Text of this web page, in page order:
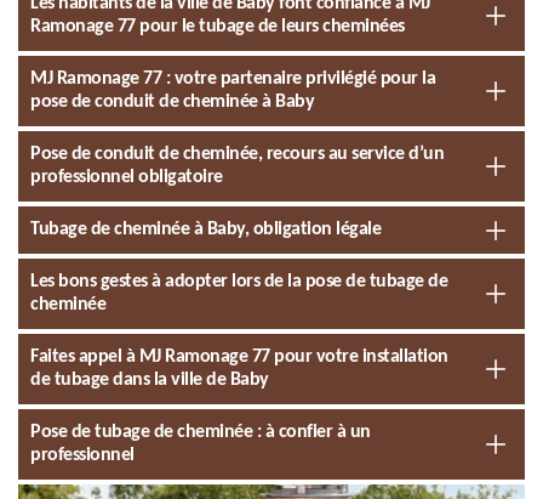
Ramonage 77 pour le tubage de leurs cheminées
MJ Ramonage 77 : votre partenaire privilégié pour la
pose de conduit de cheminée à Baby
Pose de conduit de cheminée, recours au service d’un
professionnel obligatoire
Tubage de cheminée à Baby, obligation légale
Les bons gestes à adopter lors de la pose de tubage de
cheminée
Faites appel à MJ Ramonage 77 pour votre installation
de tubage dans la ville de Baby
Pose de tubage de cheminée : à confier à un
professionnel